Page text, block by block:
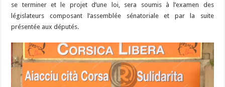
se terminer et le projet d’une loi, sera soumis à l’examen des
législateurs composant l’assemblée sénatoriale et par la suite
présentée aux députés.